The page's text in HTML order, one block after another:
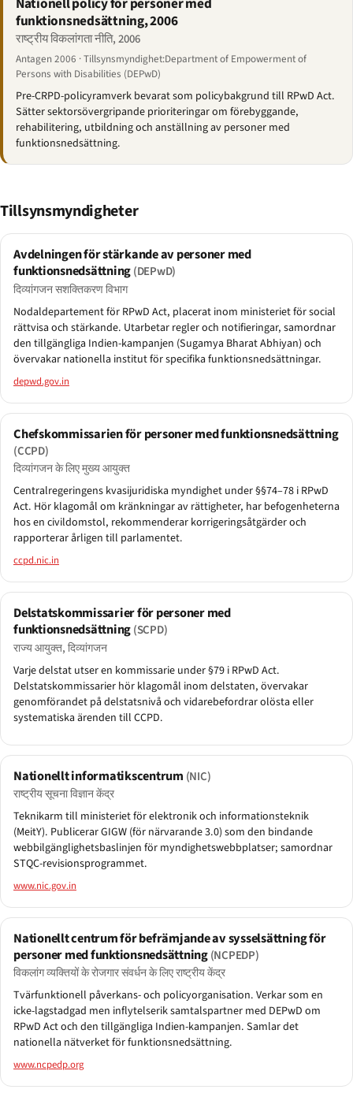
funktionsnedsättning, 2006
राष्ट्रीय विकलांगता नीति, 2006
Antagen 2006 · Tillsynsmyndighet:Department of Empowerment of
Persons with Disabilities (DEPwD)
Pre-CRPD-policyramverk bevarat som policybakgrund till RPwD Act.
Sätter sektorsövergripande prioriteringar om förebyggande,
rehabilitering, utbildning och anställning av personer med
funktionsnedsättning.
Tillsynsmyndigheter
Avdelningen för stärkande av personer med
funktionsnedsättning(DEPwD)
दिव्यांगजन सशक्तिकरण विभाग
Nodaldepartement för RPwD Act, placerat inom ministeriet för social
rättvisa och stärkande. Utarbetar regler och notifieringar, samordnar
den tillgängliga Indien-kampanjen (Sugamya Bharat Abhiyan) och
övervakar nationella institut för specifika funktionsnedsättningar.
depwd.gov.in
Chefskommissarien för personer med funktionsnedsättning
(CCPD)
दिव्यांगजन के लिए मुख्य आयुक्त
Centralregeringens kvasijuridiska myndighet under §§74–78 i RPwD
Act. Hör klagomål om kränkningar av rättigheter, har befogenheterna
hos en civildomstol, rekommenderar korrigeringsåtgärder och
rapporterar årligen till parlamentet.
ccpd.nic.in
Delstatskommissarier för personer med
funktionsnedsättning(SCPD)
राज्य आयुक्त, दिव्यांगजन
Varje delstat utser en kommissarie under §79 i RPwD Act.
Delstatskommissarier hör klagomål inom delstaten, övervakar
genomförandet på delstatsnivå och vidarebefordrar olösta eller
systematiska ärenden till CCPD.
Nationellt informatikscentrum (NIC)
राष्ट्रीय सूचना विज्ञान केंद्र
Teknikarm till ministeriet för elektronik och informationsteknik
(MeitY). Publicerar GIGW (för närvarande 3.0) som den bindande
webbilgänglighetsbaslinjen för myndighetswebbplatser; samordnar
STQC-revisionsprogrammet.
www.nic.gov.in
Nationellt centrum för befrämjande av sysselsättning för
personer med funktionsnedsättning(NCPEDP)
विकलांग व्यक्तियों के रोजगार संवर्धन के लिए राष्ट्रीय केंद्र
Tvärfunktionell påverkans- och policyorganisation. Verkar som en
icke-lagstadgad men inflytelserik samtalspartner med DEPwD om
RPwD Act och den tillgängliga Indien-kampanjen. Samlar det
nationella nätverket för funktionsnedsättning.
www.ncpedp.org